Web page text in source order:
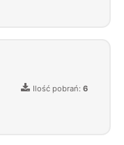
Ilość pobrań: 6